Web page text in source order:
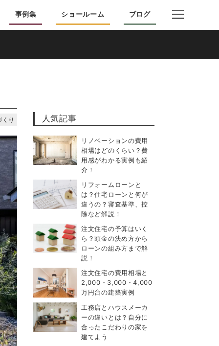
事例集 ショールーム ブログ
り 人気記事
リノベーションの費用
相場はどのくらい？費
用感がわかる実例も紹
介！
リフォームローンと
は？住宅ローンと何が
違うの？審査基準、控
除など解説！
注文住宅の予算はいく
ら？頭金の決め方から
ローンの組み方まで解
説！
注文住宅の費用相場と
2,000・3,000・4,000
万円台の建築実例
工務店とハウスメーカ
ーの違いとは？自分に
合ったこだわりの家を
建てよう